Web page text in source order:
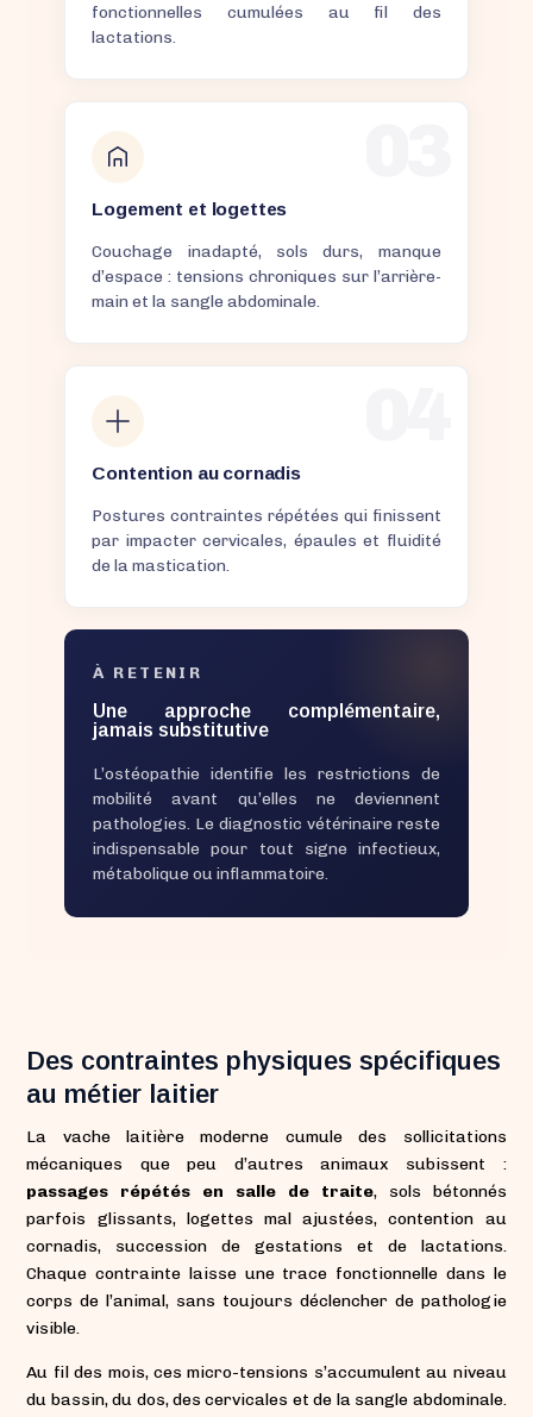
fonctionnelles cumulées au fil des
lactations.
Logement et logettes
Couchage inadapté, sols durs, manque
d’espace : tensions chroniques sur l’arrière-
main et la sangle abdominale.
Contention au cornadis
Postures contraintes répétées qui finissent
par impacter cervicales, épaules et fluidité
de la mastication.
À RETENIR
Une approche complémentaire,
jamais substitutive
L’ostéopathie identifie les restrictions de
mobilité avant qu’elles ne deviennent
pathologies. Le diagnostic vétérinaire reste
indispensable pour tout signe infectieux,
métabolique ou inflammatoire.
Des contraintes physiques spécifiques
au métier laitier
La vache laitière moderne cumule des sollicitations
mécaniques que peu d’autres animaux subissent :
passages répétés en salle de traite, sols bétonnés
parfois glissants, logettes mal ajustées, contention au
cornadis, succession de gestations et de lactations.
Chaque contrainte laisse une trace fonctionnelle dans le
corps de l’animal, sans toujours déclencher de pathologie
visible.
Au fil des mois, ces micro-tensions s’accumulent au niveau
du bassin, du dos, des cervicales et de la sangle abdominale.